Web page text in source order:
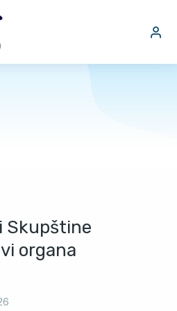
Skupštine
organa